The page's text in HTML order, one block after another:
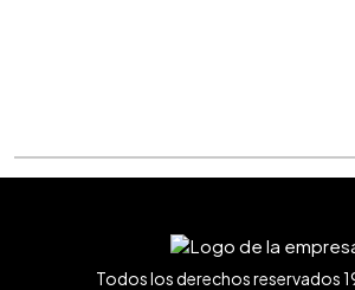
Todos los derechos reservados